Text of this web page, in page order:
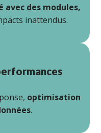
des modules,
inattendus.
optimisation
.